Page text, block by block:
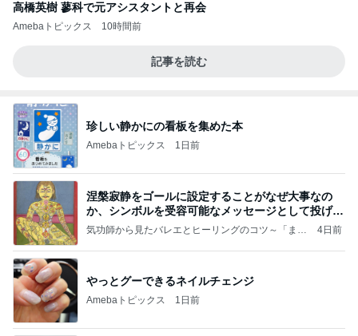
高橋英樹 蓼科で元アシスタントと再会
Amebaトピックス 10時間前
記事を読む
珍しい静かにの看板を集めた本
Amebaトピックス 1日前
涅槃寂静をゴールに設定することがなぜ大事なの
か、シンボルを受容可能なメッセージとして投げる
ことが
気功師から見たバレエとヒーリングのコツ～「まと
4日前
やっとグーできるネイルチェンジ
Amebaトピックス 1日前